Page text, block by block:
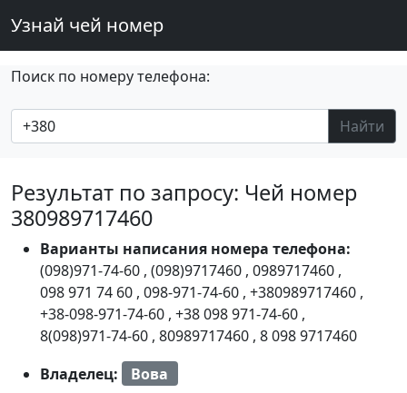
Узнай чей номер
Поиск по номеру телефона:
Найти
Результат по запросу: Чей номер
380989717460
Варианты написания номера телефона:
(098)971-74-60 , (098)9717460 , 0989717460 ,
098 971 74 60 , 098-971-74-60 , +380989717460 ,
+38-098-971-74-60 , +38 098 971-74-60 ,
8(098)971-74-60 , 80989717460 , 8 098 9717460
Владелец:
Вова